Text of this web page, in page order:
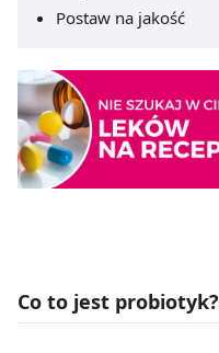
Postaw na jakość
Co to jest probiotyk?